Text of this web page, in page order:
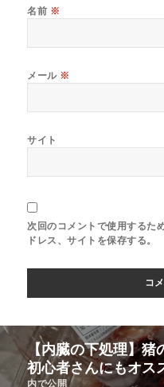
名前 ※
メール ※
サイト
次回のコメントで使用するた
ドレス、サイトを保存する。
【内臓の下処理】猪
初心者さんにもオ
内で公開